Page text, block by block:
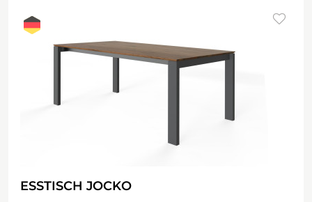
ESSTISCH JOCKO